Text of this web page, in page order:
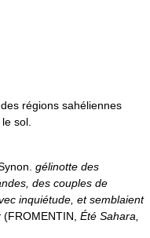
régions sahéliennes
sol.
gélinotte des
des couples de
inquiétude, et semblaient
(FROMENTIN, Été Sahara,